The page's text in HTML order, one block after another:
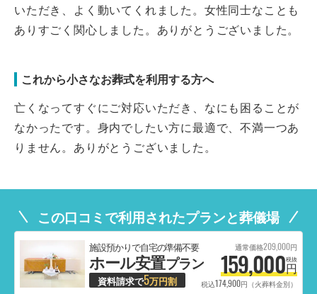
いただき、よく動いてくれました。女性同士なことも
ありすごく関心しました。ありがとうございました。
これから小さなお葬式を利用する方へ
亡くなってすぐにご対応いただき、なにも困ることが
なかったです。身内でしたい方に最適で、不満一つあ
りません。ありがとうございました。
この口コミで利用されたプランと葬儀場
施設預かりで自宅の準備不要
ホール安置プラン
資料請求で5万円割
通常価格209,000円
159,000円
税抜
税込174,900円（火葬料金別）